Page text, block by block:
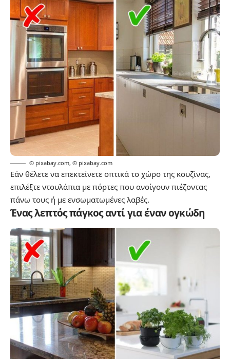
© pixabay.com, © pixabay.com
Εάν θέλετε να επεκτείνετε οπτικά το χώρο της κουζίνας,
επιλέξτε ντουλάπια με πόρτες που ανοίγουν πιέζοντας
πάνω τους ή με ενσωματωμένες λαβές.
Ένας λεπτός πάγκος αντί για έναν ογκώδη